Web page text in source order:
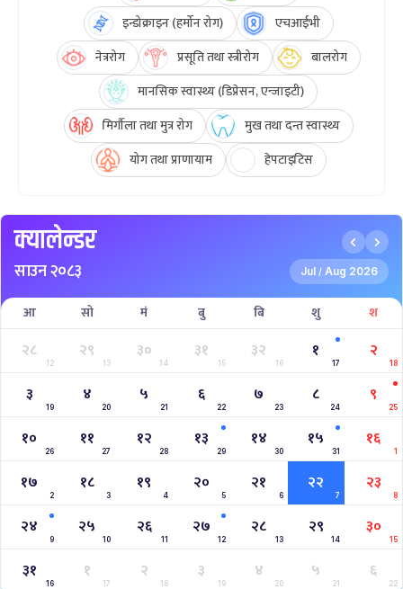
इन्डोक्राइन (हर्मोन रोग)
एचआईभी
नेत्ररोग
प्रसूति तथा स्त्रीरोग
बालरोग
मानसिक स्वास्थ्य (डिप्रेसन, एन्जाइटी)
मिर्गौला तथा मुत्र रोग
मुख तथा दन्त स्वास्थ्य
योग तथा प्राणायाम
हेपटाइटिस
क्यालेन्डर
साउन २०८३ Jul / Aug 2026
आ सो मं बु बि शु श
२८
12
२९
13
३०
14
३१
15
३२
16
१
17
२
18
३
19
४
20
५
21
६
22
७
23
८
24
९
25
१०
26
११
27
१२
28
१३
29
१४
30
१५
31
१६
1
१७
2
१८
3
१९
4
२०
5
२१
6
२२
7
२३
8
२४
9
२५
10
२६
11
२७
12
२८
13
२९
14
३०
15
३१
16
१
17
२
18
३
19
४
20
५
21
६
22